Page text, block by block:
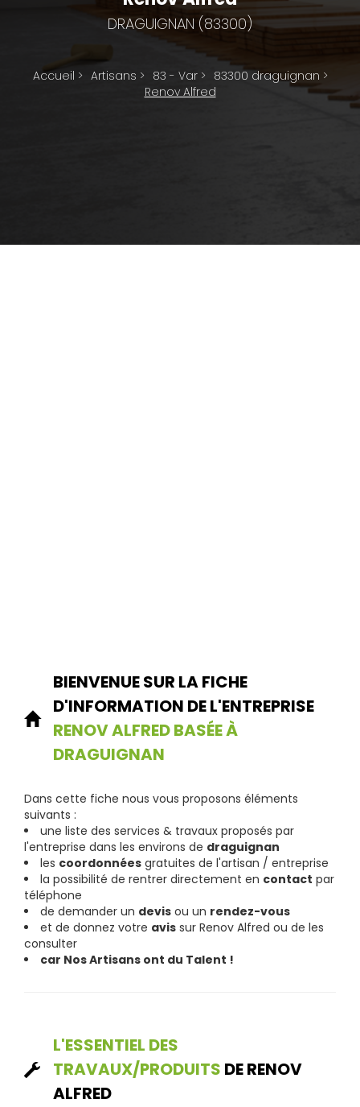
DRAGUIGNAN (83300)
Accueil > Artisans > 83 - Var > 83300 draguignan >
Renov Alfred
BIENVENUE SUR LA FICHE
D'INFORMATION DE L'ENTREPRISE
RENOV ALFRED BASÉE À
DRAGUIGNAN
Dans cette fiche nous vous proposons éléments
suivants :
une liste des services & travaux proposés par
l'entreprise dans les environs de draguignan
les coordonnées gratuites de l'artisan / entreprise
la possibilité de rentrer directement en contact par
téléphone
de demander un devis ou un rendez-vous
et de donnez votre avis sur Renov Alfred ou de les
consulter
car Nos Artisans ont du Talent !
L'ESSENTIEL DES
TRAVAUX/PRODUITS DE RENOV
ALFRED